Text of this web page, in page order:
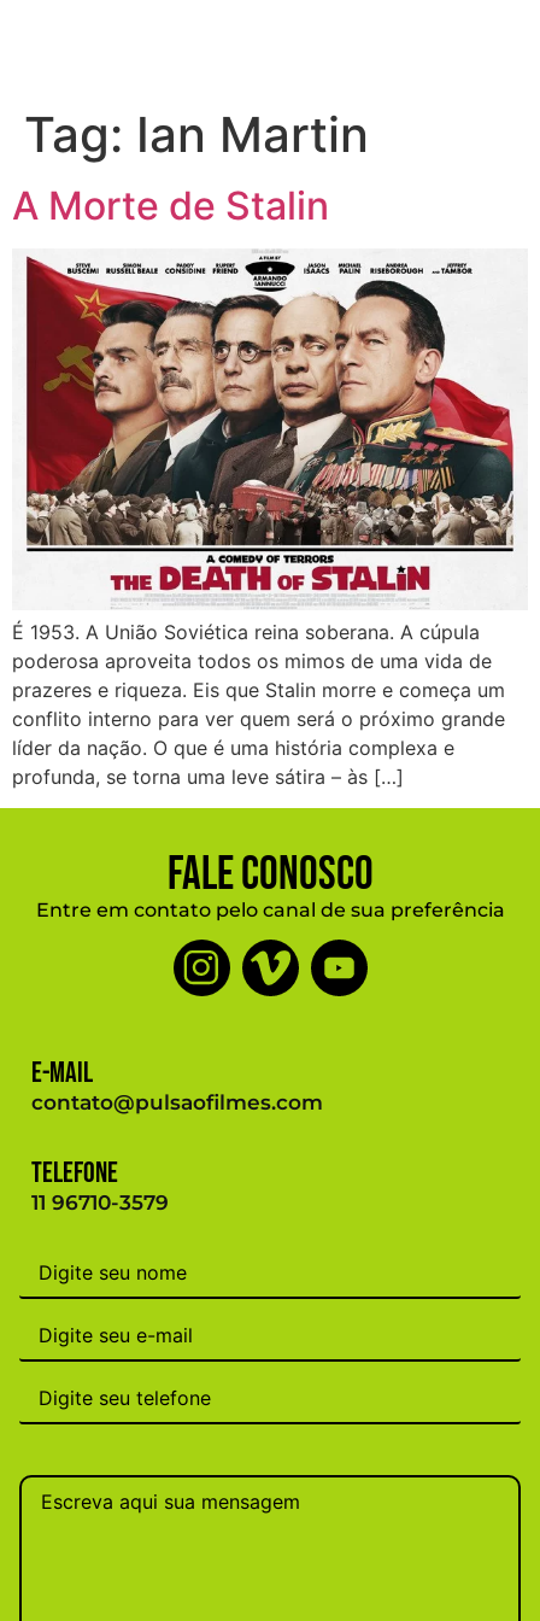
Tag: Ian Martin
A Morte de Stalin
É 1953. A União Soviética reina soberana. A cúpula
poderosa aproveita todos os mimos de uma vida de
prazeres e riqueza. Eis que Stalin morre e começa um
conflito interno para ver quem será o próximo grande
líder da nação. O que é uma história complexa e
profunda, se torna uma leve sátira – às […]
Fale Conosco
Entre em contato pelo canal de sua preferência
E-mail
contato@pulsaofilmes.com
Telefone
11 96710-3579